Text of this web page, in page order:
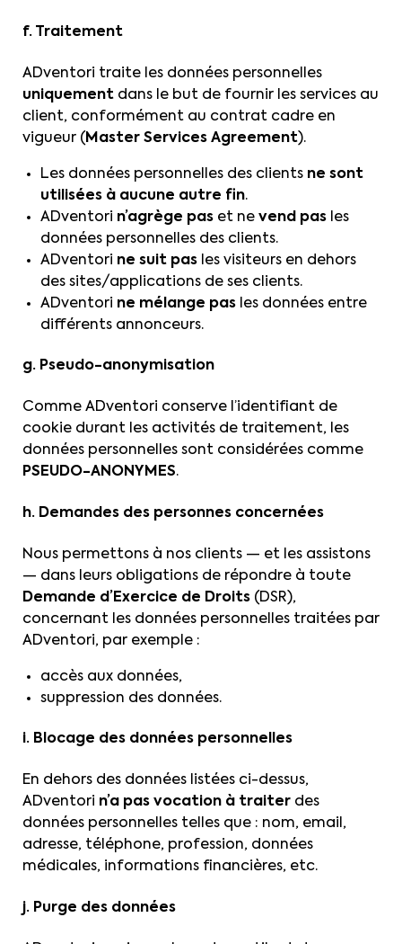
f. Traitement
ADventori traite les données personnelles
uniquement dans le but de fournir les services au
client, conformément au contrat cadre en
vigueur ( Master Services Agreement).
Les données personnelles des clients ne sont
utilisées à aucune autre fin.
ADventori n’agrège pas et ne vend pas les
données personnelles des clients.
ADventori ne suit pas les visiteurs en dehors
des sites/applications de ses clients.
ADventori ne mélange pas les données entre
différents annonceurs.
g. Pseudo-anonymisation
Comme ADventori conserve l’identifiant de
cookie durant les activités de traitement, les
données personnelles sont considérées comme
PSEUDO-ANONYMES.
h. Demandes des personnes concernées
Nous permettons à nos clients — et les assistons
— dans leurs obligations de répondre à toute
Demande d’Exercice de Droits (DSR),
concernant les données personnelles traitées par
ADventori, par exemple :
accès aux données,
suppression des données.
i. Blocage des données personnelles
En dehors des données listées ci-dessus,
ADventori n’a pas vocation à traiter des
données personnelles telles que : nom, email,
adresse, téléphone, profession, données
médicales, informations financières, etc.
j. Purge des données